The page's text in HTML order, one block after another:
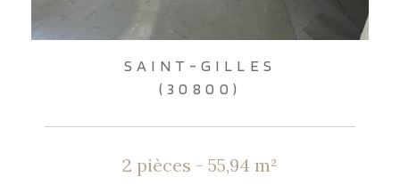
SAINT-GILLES
(30800)
2 pièces - 55,94 m²